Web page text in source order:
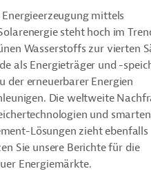
mittels
steht hoch im
Wasserstoffs zur vierten
als Energieträger und -
der erneuerbarer Energien
Die weltweite
und smarten
Lösungen zieht ebenfalls
Sie unsere Berichte für die
Energiemärkte.